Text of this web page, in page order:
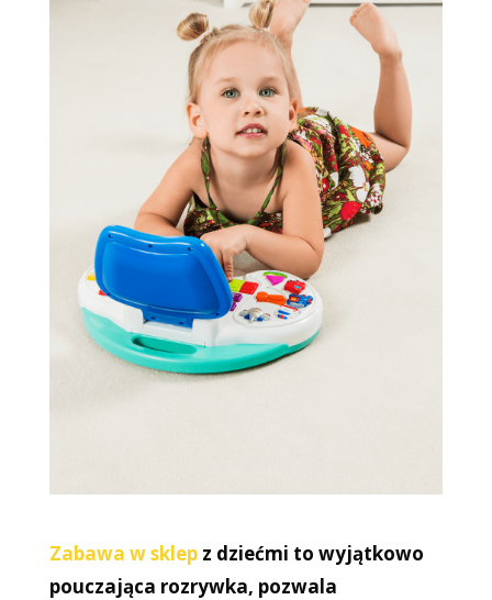
Zabawa w sklepz dziećmi to wyjątkowo
pouczająca rozrywka, pozwala